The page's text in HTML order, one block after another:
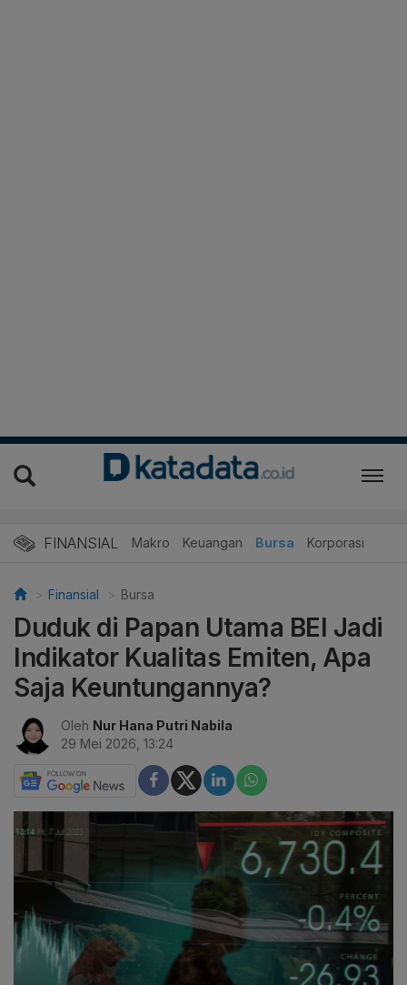
FINANSIAL Makro Keuangan Bursa Korporasi
Finansial Bursa
Duduk di Papan Utama BEI Jadi
Indikator Kualitas Emiten, Apa
Saja Keuntungannya?
Oleh Nur Hana Putri Nabila
29 Mei 2026, 13:24